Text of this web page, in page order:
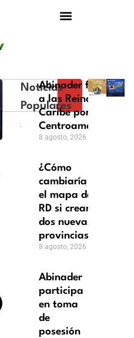
Noticias
Populares
Abinader felicita
a las Reinas del
Caribe por oro en
Centroamericanos
8 agosto, 2026
¿Cómo
cambiaría
el mapa de
RD si crean
dos nuevas
provincias?
8 agosto, 2026
Abinader
participa
en toma
de
posesión